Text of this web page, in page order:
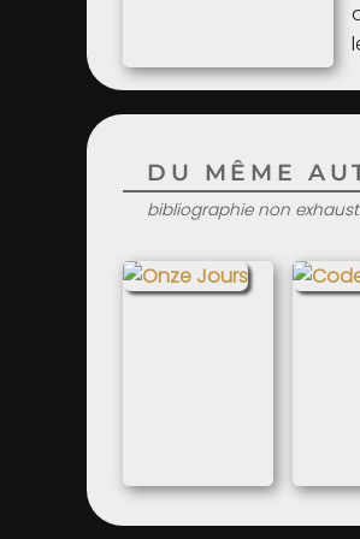
DU MÊME
bibliographie non